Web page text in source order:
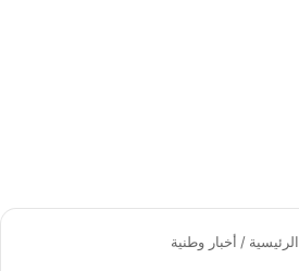
الرئيسية / أخبار وطنية